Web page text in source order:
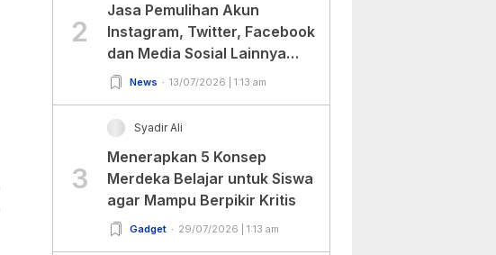
2
Jasa Pemulihan Akun
Instagram, Twitter, Facebook
dan Media Sosial Lainnya
(Update Terbaru 2022)
News 13/07/2026 | 1:13 am
3
Syadir Ali
Menerapkan 5 Konsep
Merdeka Belajar untuk Siswa
agar Mampu Berpikir Kritis
Gadget 29/07/2026 | 1:13 am